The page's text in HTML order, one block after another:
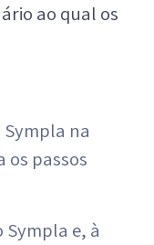
ao qual os
na
os passos
Sympla e, à